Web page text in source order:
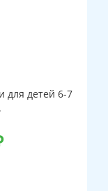
для детей 6-7